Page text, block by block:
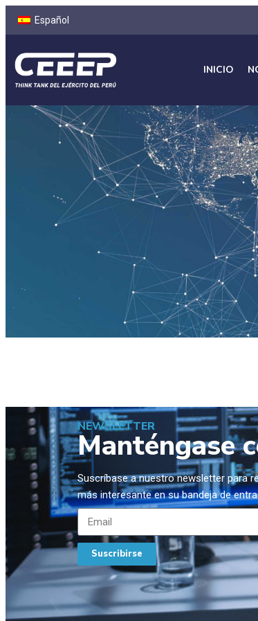
Español
INICIO
NEWSLETTER
Manténgase
Suscríbase a nuestro newsletter para
más interesante en su bandeja de
Suscribirse